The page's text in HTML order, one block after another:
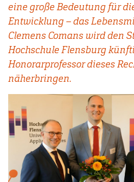
eine große Bedeutung für
Entwicklung – das
Clemens Comans wird den
Hochschule Flensburg
Honorarprofessor dieses
näherbringen.